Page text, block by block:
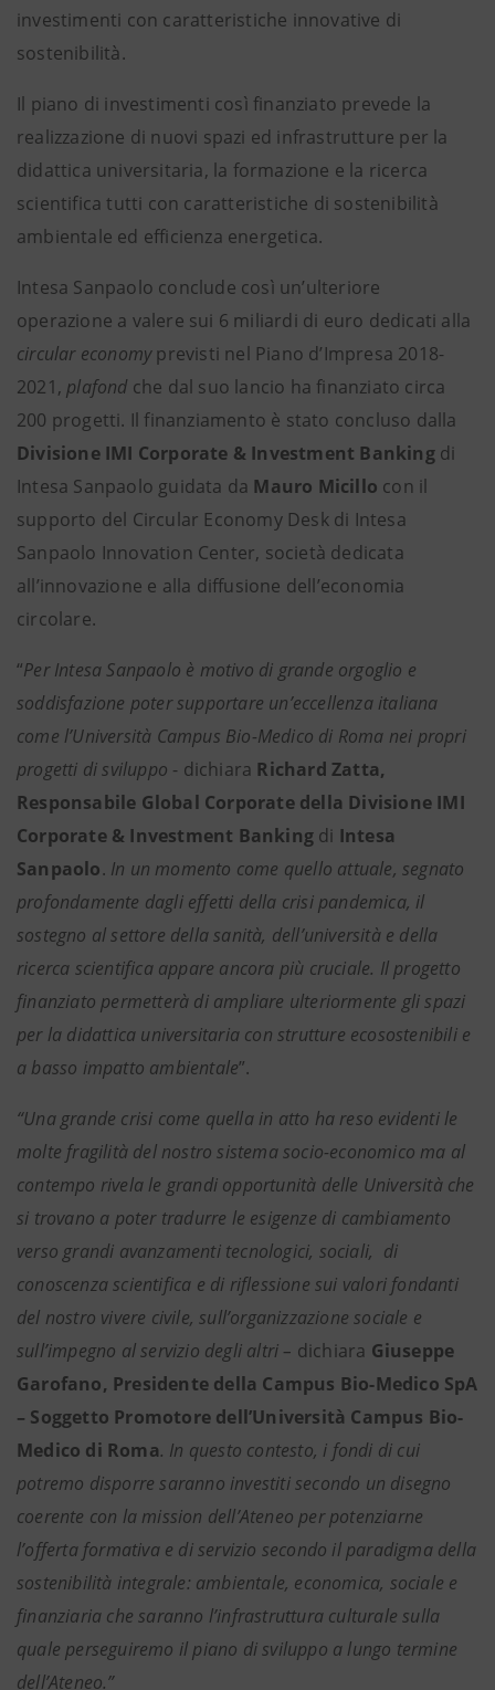
investimenti con caratteristiche innovative di
sostenibilità.
Il piano di investimenti così finanziato prevede la
realizzazione di nuovi spazi ed infrastrutture per la
didattica universitaria, la formazione e la ricerca
scientifica tutti con caratteristiche di sostenibilità
ambientale ed efficienza energetica.
Intesa Sanpaolo conclude così un’ulteriore
operazione a valere sui 6 miliardi di euro dedicati alla
circular economyprevisti nel Piano d’Impresa 2018-
2021, plafond che dal suo lancio ha finanziato circa
200 progetti. Il finanziamento è stato concluso dalla
Divisione IMI Corporate & Investment Bankingdi
Intesa Sanpaolo guidata da Mauro Micillo con il
supporto del Circular Economy Desk di Intesa
Sanpaolo Innovation Center, società dedicata
all’innovazione e alla diffusione dell’economia
circolare.
“Per Intesa Sanpaolo è motivo di grande orgoglio e
soddisfazione poter supportare un’eccellenza italiana
come l’Università Campus Bio-Medico di Roma nei propri
progetti di sviluppo - dichiara Richard Zatta,
Responsabile Global Corporate della Divisione IMI
Corporate & Investment Banking di Intesa
Sanpaolo. In un momento come quello attuale, segnato
profondamente dagli effetti della crisi pandemica, il
sostegno al settore della sanità, dell’università e della
ricerca scientifica appare ancora più cruciale. Il progetto
finanziato permetterà di ampliare ulteriormente gli spazi
per la didattica universitaria con strutture ecosostenibili e
a basso impatto ambientale”.
“Una grande crisi come quella in atto ha reso evidenti le
molte fragilità del nostro sistema socio-economico ma al
contempo rivela le grandi opportunità delle Università che
si trovano a poter tradurre le esigenze di cambiamento
verso grandi avanzamenti tecnologici, sociali, di
conoscenza scientifica e di riflessione sui valori fondanti
del nostro vivere civile, sull’organizzazione sociale e
sull’impegno al servizio degli altri – dichiara Giuseppe
Garofano, Presidente della Campus Bio-Medico SpA
– Soggetto Promotore dell’Università Campus Bio-
Medico di Roma. In questo contesto, i fondi di cui
potremo disporre saranno investiti secondo un disegno
coerente con la mission dell’Ateneo per potenziarne
l’offerta formativa e di servizio secondo il paradigma della
sostenibilità integrale: ambientale, economica, sociale e
finanziaria che saranno l’infrastruttura culturale sulla
quale perseguiremo il piano di sviluppo a lungo termine
dell’Ateneo.”